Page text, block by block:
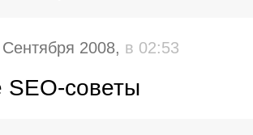
2008, в 02:53
советы